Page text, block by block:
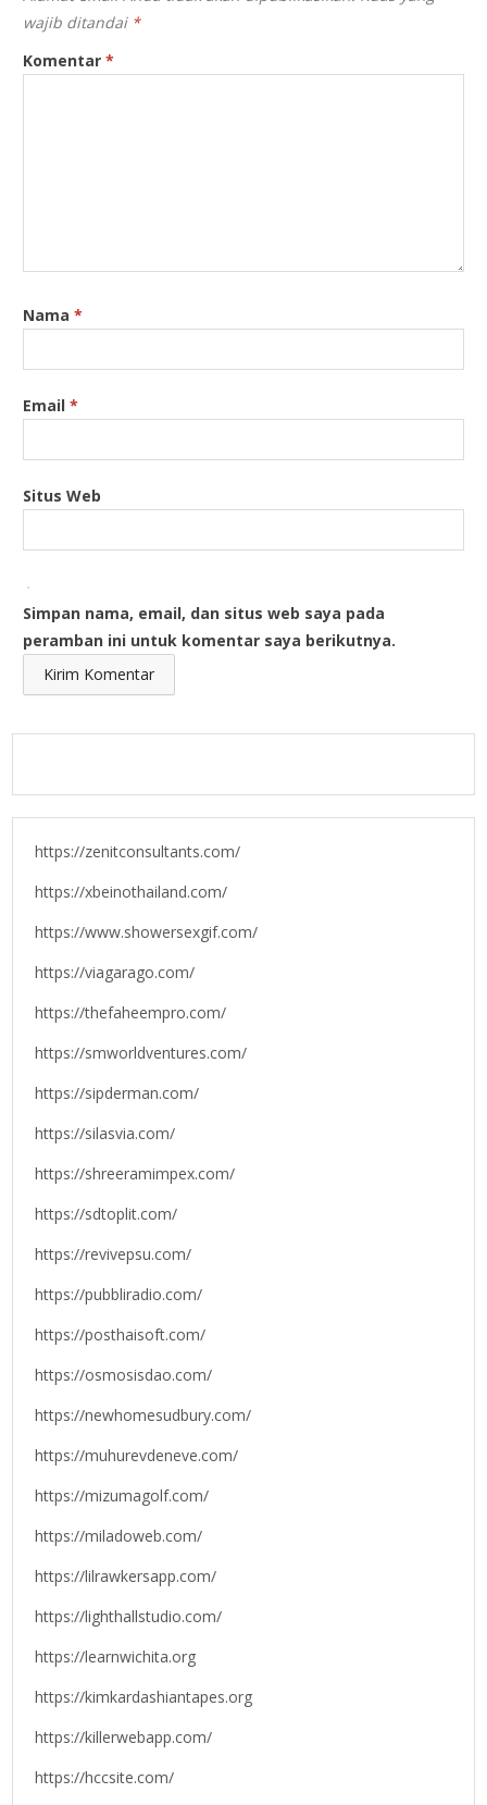
wajib ditandai *
Komentar*
Nama*
Email*
Situs Web
Simpan nama, email, dan situs web saya pada
peramban ini untuk komentar saya berikutnya.
https://zenitconsultants.com/
https://xbeinothailand.com/
https://www.showersexgif.com/
https://viagarago.com/
https://thefaheempro.com/
https://smworldventures.com/
https://sipderman.com/
https://silasvia.com/
https://shreeramimpex.com/
https://sdtoplit.com/
https://revivepsu.com/
https://pubbliradio.com/
https://posthaisoft.com/
https://osmosisdao.com/
https://newhomesudbury.com/
https://muhurevdeneve.com/
https://mizumagolf.com/
https://miladoweb.com/
https://lilrawkersapp.com/
https://lighthallstudio.com/
https://learnwichita.org
https://kimkardashiantapes.org
https://killerwebapp.com/
https://hccsite.com/